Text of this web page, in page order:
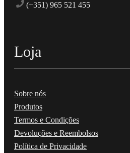
(+351) 965 521 455
Loja
Sobre nós
Produtos
Termos e Condições
Devoluções e Reembolsos
Política de Privacidade